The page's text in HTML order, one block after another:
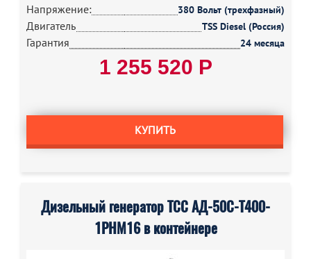
Напряжение: 380 Вольт (трехфазный)
Двигатель TSS Diesel (Россия)
Гарантия 24 месяца
1 255 520 Р
КУПИТЬ
Дизельный генератор ТСС АД-50С-Т400-
1РНМ16 в контейнере